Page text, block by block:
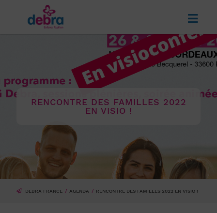
RENCONTRE DES FAMILLES 2022
EN VISIO !
DEBRA FRANCE AGENDA RENCONTRE DES FAMILLES 2022 EN VISIO !